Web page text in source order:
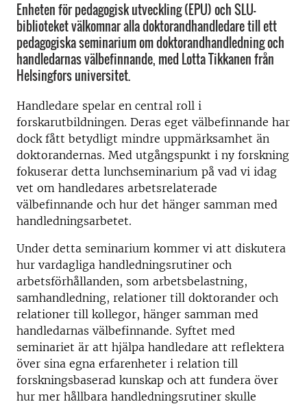
Enheten för pedagogisk utveckling (EPU) och SLU-
biblioteket välkomnar alla doktorandhandledare till ett
pedagogiska seminarium om doktorandhandledning och
handledarnas välbefinnande, med Lotta Tikkanen från
Helsingfors universitet.
Handledare spelar en central roll i
forskarutbildningen. Deras eget välbefinnande har
dock fått betydligt mindre uppmärksamhet än
doktorandernas. Med utgångspunkt i ny forskning
fokuserar detta lunchseminarium på vad vi idag
vet om handledares arbetsrelaterade
välbefinnande och hur det hänger samman med
handledningsarbetet.
Under detta seminarium kommer vi att diskutera
hur vardagliga handledningsrutiner och
arbetsförhållanden, som arbetsbelastning,
samhandledning, relationer till doktorander och
relationer till kollegor, hänger samman med
handledarnas välbefinnande. Syftet med
seminariet är att hjälpa handledare att reflektera
över sina egna erfarenheter i relation till
forskningsbaserad kunskap och att fundera över
hur mer hållbara handledningsrutiner skulle